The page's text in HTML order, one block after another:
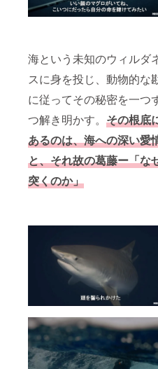
海という未知のウィルダ
スに身を投じ、動物的な
に従ってその秘密を一つ
つ解き明かす。 その根底
あるのは、海への深い愛
と、それ故の葛藤ー「な
突くのか」